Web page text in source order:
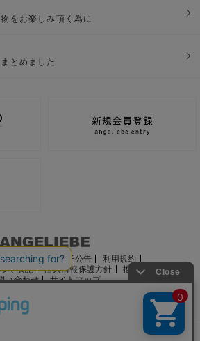
をお楽しみ頂く為に
とめました
会社概要 電子公告
利用規約
く表記
個人情報保護方針
推奨環境
い合わせ
サイトマップ
像などの著作物はマルコ株式会社に属します。